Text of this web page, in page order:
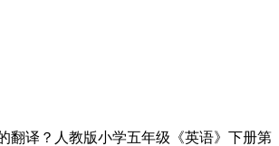
翻译？人教版小学五年级《英语》下册第